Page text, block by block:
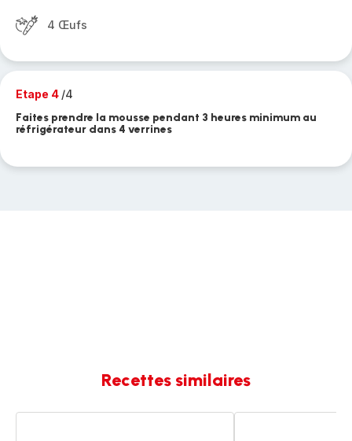
4 Œufs
Etape 4 /4
Faites prendre la mousse pendant 3 heures minimum au
réfrigérateur dans 4 verrines
Recettes similaires